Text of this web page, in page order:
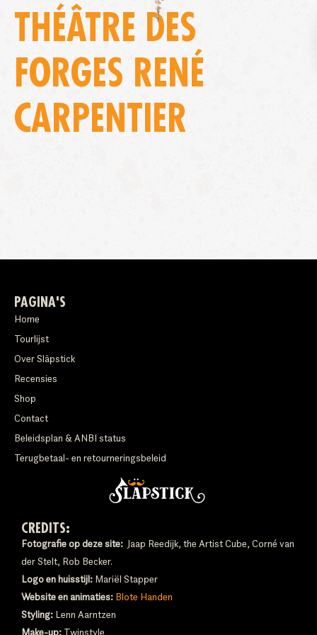
THÉÂTRE DES
FORGES RENÉ
CARPENTIER
PAGINA'S
Home
Tourlijst
Over Släpstick
Recensies
Shop
Contact
Beleidsplan & ANBI status
Terugbetaal- en retourneringsbeleid
CREDITS:
Fotografie op deze site: Jaap Reedijk, the Artist Cube, Corné van
der Stelt, Rob Becker.
Logo en huisstijl: Mariël Stapper
Website en animaties: Blote Handen
Styling: Lenn Aarntzen
Make-up: Twinstyle